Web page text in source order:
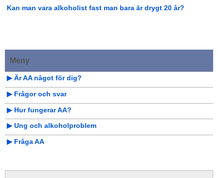
Kan man vara alkoholist fast man bara är drygt 20 år?
Meny
▶︎ Är AA något för dig?
▶︎ Frågor och svar
▶︎ Hur fungerar AA?
▶︎ Ung och alkoholproblem
▶︎ Fråga AA